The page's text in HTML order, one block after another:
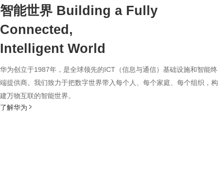
智能世界 Building a Fully
Connected,
Intelligent World
华为创立于1987年，是全球领先的ICT（信息与通信）基础设施和智能终
端提供商。我们致力于把数字世界带入每个人、每个家庭、每个组织，构
建万物互联的智能世界。
了解华为